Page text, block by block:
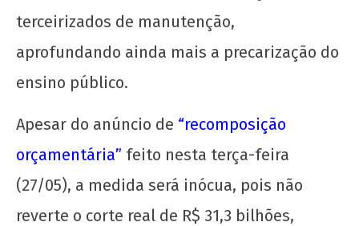
UJC, 99 anos!
de
maio
de
CN
terceirizados de manutenção,
aprofundando ainda mais a precarização do
ensino público.
Apesar do anúncio de “recomposição
orçamentária” feito nesta terça-feira
(27/05), a medida será inócua, pois não
reverte o corte real de R$ 31,3 bilhões,